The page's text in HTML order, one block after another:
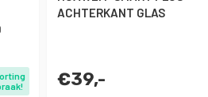
ACHTERKANT GLAS
€39,-